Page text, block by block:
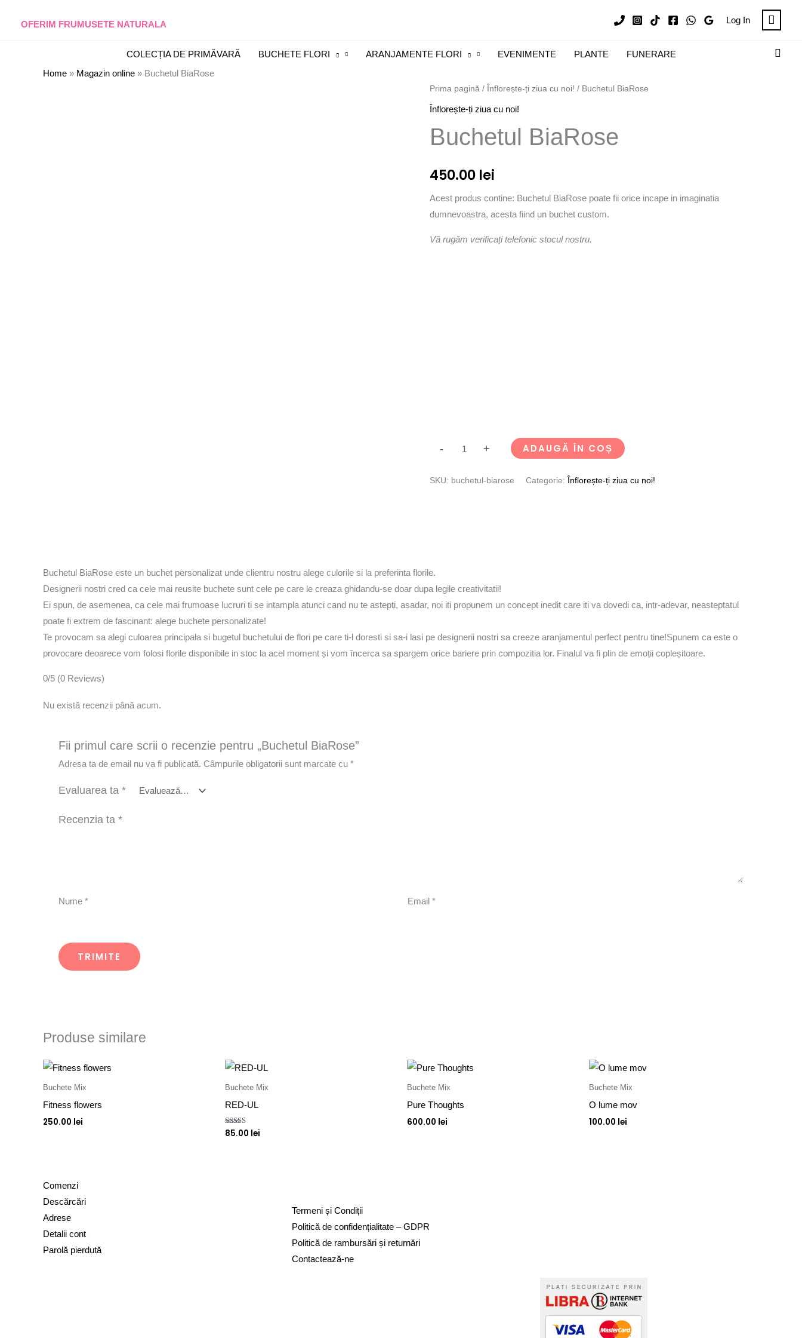
OFERIM FRUMUSETE NATURALA Log In
COLECȚIA DE PRIMĂVARĂ BUCHETE FLORI ARANJAMENTE FLORI EVENIMENTE PLANTE FUNERARE
Home » Magazin online » Buchetul BiaRose
Prima pagină / Înflorește-ți ziua cu noi! / Buchetul BiaRose
Înflorește-ți ziua cu noi!
Buchetul BiaRose
450.00 lei
Acest produs contine: Buchetul BiaRose poate fii orice incape in imaginatia
dumnevoastra, acesta fiind un buchet custom.
Vă rugăm verificați telefonic stocul nostru.
-
Cantitate
Buchetul
+ ADAUGĂ ÎN COȘ
SKU: buchetul-biarose Categorie: Înflorește-ți ziua cu noi!
Buchetul BiaRose este un buchet personalizat unde clientru nostru alege culorile si la preferinta florile.
Designerii nostri cred ca cele mai reusite buchete sunt cele pe care le creaza ghidandu-se doar dupa legile creativitatii!
Ei spun, de asemenea, ca cele mai frumoase lucruri ti se intampla atunci cand nu te astepti, asadar, noi iti propunem un concept inedit care iti va dovedi ca, intr-adevar, neasteptatul
poate fi extrem de fascinant: alege buchete personalizate!
Te provocam sa alegi culoarea principala si bugetul buchetului de flori pe care ti-l doresti si sa-i lasi pe designerii nostri sa creeze aranjamentul perfect pentru tine!Spunem ca este o
provocare deoarece vom folosi florile disponibile in stoc la acel moment și vom încerca sa spargem orice bariere prin compozitia lor. Finalul va fi plin de emoții copleșitoare.
0/5 (0 Reviews)
Nu există recenzii până acum.
Fii primul care scrii o recenzie pentru „Buchetul BiaRose”
Adresa ta de email nu va fi publicată. Câmpurile obligatorii sunt marcate cu*
Evaluarea ta*
Recenzia ta*
Nume* Email*
Produse similare
Buchete Mix
Fitness flowers
250.00 lei
Buchete Mix
RED-UL
Evaluat la
85.00 lei
Buchete Mix
Pure Thoughts
600.00 lei
Buchete Mix
O lume mov
100.00 lei
Comenzi
Descărcări
Adrese
Detalii cont
Parolă pierdută
Termeni și Condiții
Politică de confidențialitate – GDPR
Politică de rambursări și returnări
Contactează-ne